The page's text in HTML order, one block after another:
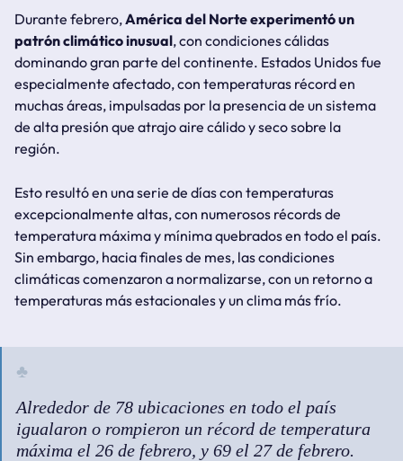
Durante febrero,América del Norte experimentó un
patrón climático inusual, con condiciones cálidas
dominando gran parte del continente. Estados Unidos fue
especialmente afectado, con temperaturas récord en
muchas áreas, impulsadas por la presencia de un sistema
de alta presión que atrajo aire cálido y seco sobre la
región.
Esto resultó en una serie de días con temperaturas
excepcionalmente altas, con numerosos récords de
temperatura máxima y mínima quebrados en todo el país.
Sin embargo, hacia finales de mes, las condiciones
climáticas comenzaron a normalizarse, con un retorno a
temperaturas más estacionales y un clima más frío.
Alrededor de 78 ubicaciones en todo el país
igualaron o rompieron un récord de temperatura
máxima el 26 de febrero, y 69 el 27 de febrero.